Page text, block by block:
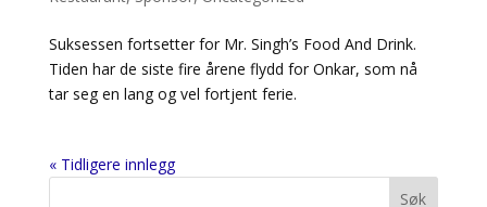
Suksessen fortsetter for Mr. Singh’s Food And Drink.
Tiden har de siste fire årene flydd for Onkar, som nå
tar seg en lang og vel fortjent ferie.
« Tidligere innlegg